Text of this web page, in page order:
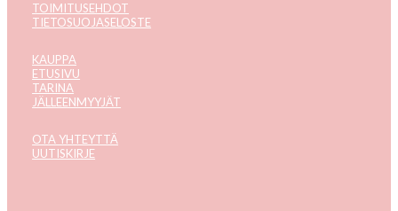
TOIMITUSEHDOT
TIETOSUOJASELOSTE
KAUPPA
ETUSIVU
TARINA
JÄLLEENMYYJÄT
OTA YHTEYTTÄ
UUTISKIRJE